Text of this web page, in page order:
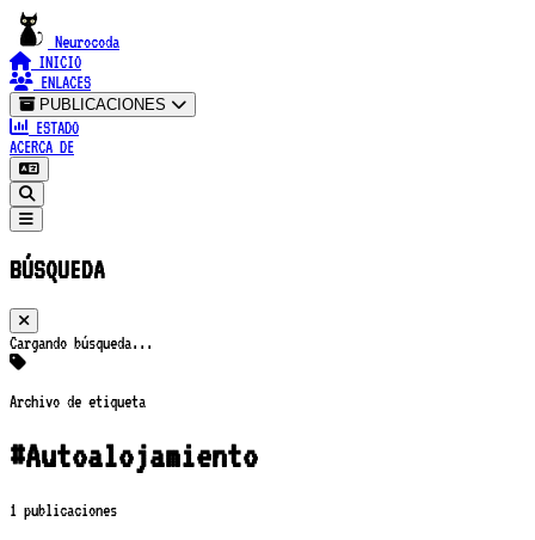
Neurocoda
INICIO
ENLACES
PUBLICACIONES
ESTADO
ACERCA DE
BÚSQUEDA
Cargando búsqueda...
Archivo de etiqueta
#Autoalojamiento
1 publicaciones